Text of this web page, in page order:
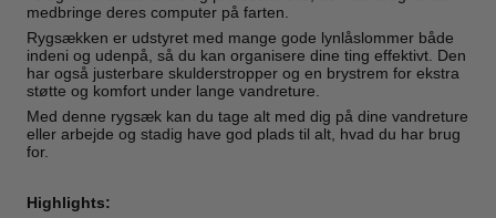
medbringe deres computer på farten.
Rygsækken er udstyret med mange gode lynlåslommer både
indeni og udenpå, så du kan organisere dine ting effektivt. Den
har også justerbare skulderstropper og en brystrem for ekstra
støtte og komfort under lange vandreture.
Med denne rygsæk kan du tage alt med dig på dine vandreture
eller arbejde og stadig have god plads til alt, hvad du har brug
for.
Highlights: